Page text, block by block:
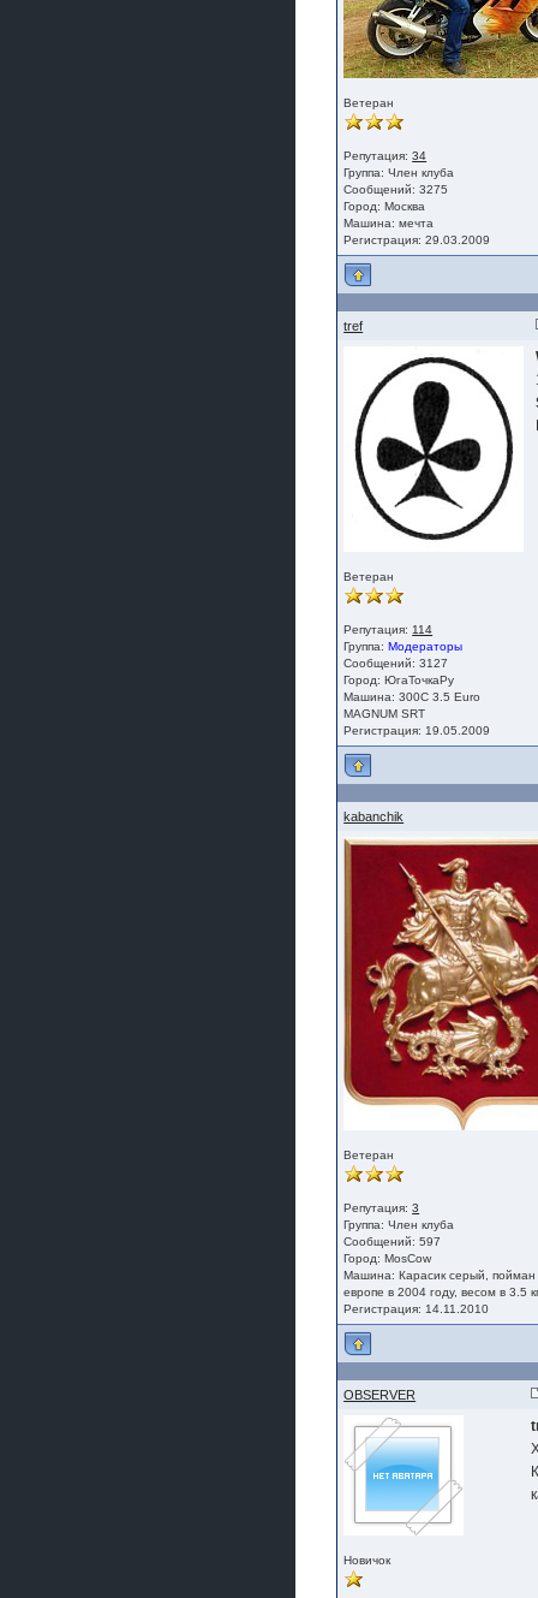
Ветеран
Репутация:34
Группа:Член клуба
Сообщений: 3275
Город: Москва
Машина: мечта
Регистрация: 29.03.2009
tref
Ветеран
Репутация: 114
Группа:Модераторы
Сообщений: 3127
Город: ЮгаТочкаРу
Машина: 300С 3.5 Euro
MAGNUM SRT
Регистрация: 19.05.2009
kabanchik
Ветеран
Репутация:3
Группа:Член клуба
Сообщений: 597
Город: MosCow
Машина: Карасик серый, пойман
европе в 2004 году, весом в 3.5
Регистрация: 14.11.2010
OBSERVER
Новичок